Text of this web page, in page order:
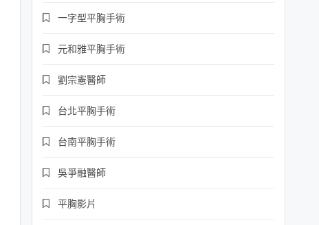
一字型平胸手術
元和雅平胸手術
劉宗憲醫師
台北平胸手術
台南平胸手術
吳爭融醫師
平胸影片